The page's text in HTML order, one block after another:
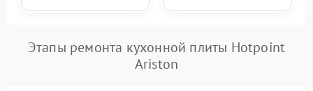
Этапы ремонта кухонной плиты Hotpoint
Ariston